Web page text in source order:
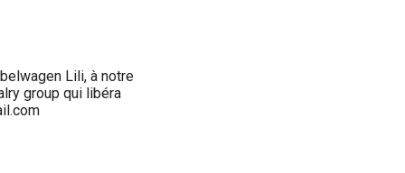
Lili, à notre
group qui libéra